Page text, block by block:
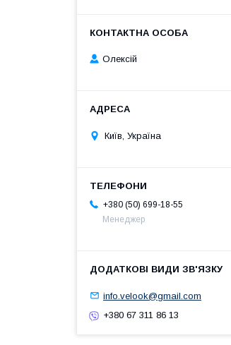
Олексій
Київ, Україна
+380 (50) 699-18-55
Менеджер
info.velook@gmail.com
+380 67 311 86 13